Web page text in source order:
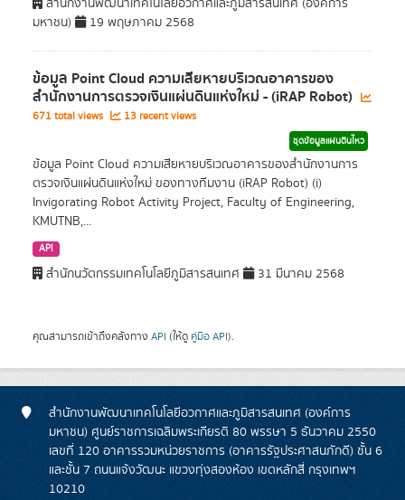
สำนักงานพัฒนาเทคโนโลยีอวกาศและภูมิสารสนเทศ (องค์การ
มหาชน)
19 พฤษภาคม 2568
ข้อมูล Point Cloud ความเสียหายบริเวณอาคารของ
สำนักงานการตรวจเงินแผ่นดินแห่งใหม่ - (iRAP Robot)
671 total views 13 recent views
ชุดข้อมูลแผ่นดินไหว
ข้อมูล Point Cloud ความเสียหายบริเวณอาคารของสำนักงานการ
ตรวจเงินแผ่นดินแห่งใหม่ ของทางทีมงาน (iRAP Robot) (i)
Invigorating Robot Activity Project, Faculty of Engineering,
KMUTNB,...
API
สำนักนวัตกรรมเทคโนโลยีภูมิสารสนเทศ 31 มีนาคม 2568
คุณสามารถเข้าถึงคลังทาง API (ให้ดู คู่มือ API).
สำนักงานพัฒนาเทคโนโลยีอวกาศและภูมิสารสนเทศ (องค์การ
มหาชน) ศูนย์ราชการเฉลิมพระเกียรติ 80 พรรษา 5 ธันวาคม 2550
เลขที่ 120 อาคารรวมหน่วยราชการ (อาคารรัฐประศาสนภักดี) ชั้น 6
และชั้น 7 ถนนแจ้งวัฒนะ แขวงทุ่งสองห้อง เขตหลักสี่ กรุงเทพฯ
10210